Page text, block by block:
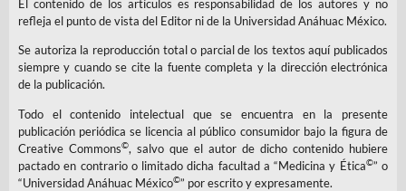
El contenido de los artículos es responsabilidad de los autores y no
refleja el punto de vista del Editor ni de la Universidad Anáhuac México.
Se autoriza la reproducción total o parcial de los textos aquí publicados
siempre y cuando se cite la fuente completa y la dirección electrónica
de la publicación.
Todo el contenido intelectual que se encuentra en la presente
publicación periódica se licencia al público consumidor bajo la figura de
Creative Commons©, salvo que el autor de dicho contenido hubiere
pactado en contrario o limitado dicha facultad a “Medicina y Ética©” o
“Universidad Anáhuac México©” por escrito y expresamente.